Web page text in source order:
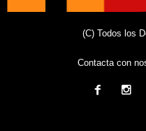
(C) Todos los
Contacta con